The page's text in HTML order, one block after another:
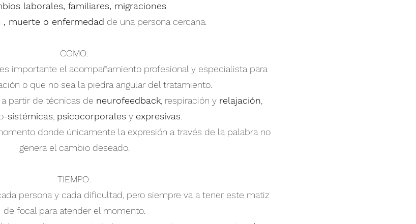
laborales, familiares, migraciones
, muerte o enfermedad de una persona cercana.
COMO:
importante el acompañamiento profesional y especialista para
o que no sea la piedra angular del tratamiento.
partir de técnicas de neurofeedback , respiración y relajación
sistémicas, psicocorporalesy expresivas.
donde únicamente la expresión a través de la palabra no
genera el cambio deseado.
TIEMPO:
persona y cada dificultad, pero siempre va a tener este matiz
de focal para atender el momento.